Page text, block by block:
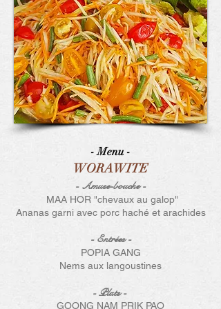
- Menu -
WORAWITE
- Amuse-bouche -
MAA HOR "chevaux au galop"
Ananas garni avec porc haché et arachides
- Entrées-
POPIA GANG
Nems aux langoustines
- Plats -
GOONG NAM PRIK PAO